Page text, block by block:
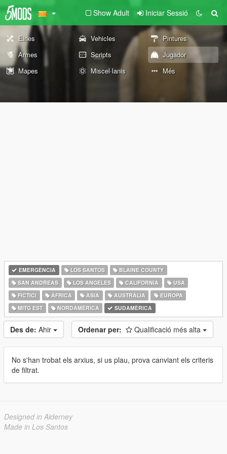
Show Adult Iniciar Sessió
Eines Vehicles
Pintures
Armes
Scripts
Jugador
Mapes
Miscel·lanis Més
EMERGÈNCIA LOS SANTOS
BLAINE COUNTY
SAN ANDREAS
LOS ANGELES CALIFORNIA
USA
FICTICI
ÀFRICA ÀSIA AUSTRÀLIA
EUROPA
MITG EST
NORDAMÈRICA SUDAMÈRICA
Des de: Ahir Ordenar per: Qualificació més alta
No s'han trobat els arxius, si us plau, prova canviant els criteris
de filtrat.
Designed in Alderney
Made in Los Santos